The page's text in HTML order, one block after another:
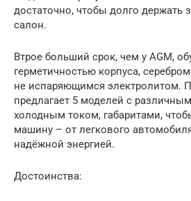
достаточно, чтобы долго держать
салон.
Втрое больший срок, чем у AGM,
герметичностью корпуса,
не испаряющимся электролитом.
предлагает 5 моделей с
холодным током, габаритами,
машину – от легкового
надёжной энергией.
Достоинства: